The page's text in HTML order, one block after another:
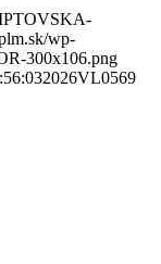
wp-
300x106.png
2026VL0569